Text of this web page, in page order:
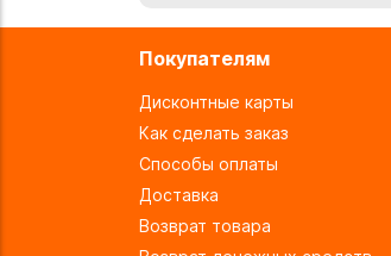
Покупателям
Дисконтные карты
Как сделать заказ
Способы оплаты
Доставка
Возврат товара